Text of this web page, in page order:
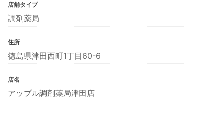
店舗タイプ
調剤薬局
住所
徳島県津田西町1丁目60-6
店名
アップル調剤薬局津田店